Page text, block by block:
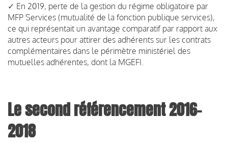
✓ En 2019, perte de la gestion du régime obligatoire par
MFP Services (mutualité de la fonction publique services),
ce qui représentait un avantage comparatif par rapport aux
autres acteurs pour attirer des adhérents sur les contrats
complémentaires dans le périmètre ministériel des
mutuelles adhérentes, dont la MGEFI.
Le second référencement 2016-
2018